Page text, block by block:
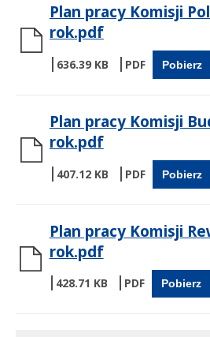
Plan pracy Komisji
rok.pdf
636.39 KB Pobierz
Plan pracy Komisji
rok.pdf
407.12 KB Pobierz
Plan pracy Komisji
rok.pdf
428.71 KB Pobierz